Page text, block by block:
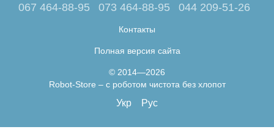
067 464-88-95 073 464-88-95 044 209-51-26
Контакты
Полная версия сайта
© 2014—2026
Robot-Store – с роботом чистота без хлопот
Укр Рус